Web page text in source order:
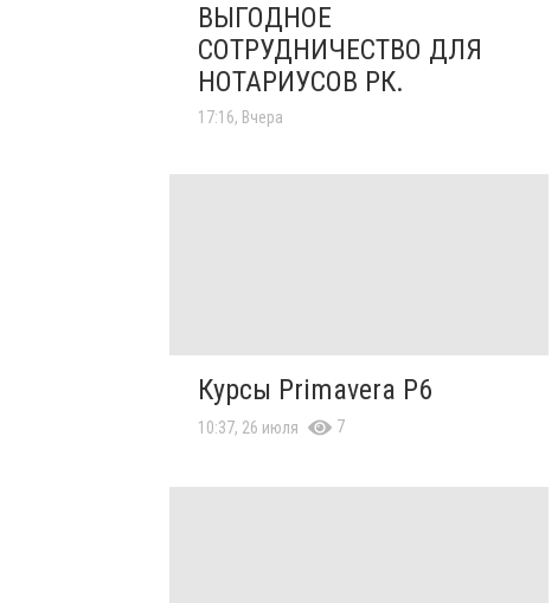
ВЫГОДНОЕ
СОТРУДНИЧЕСТВО ДЛЯ
НОТАРИУСОВ РК.
17:16, Вчера
Курсы Primavera P6
10:37, 26 июля 7